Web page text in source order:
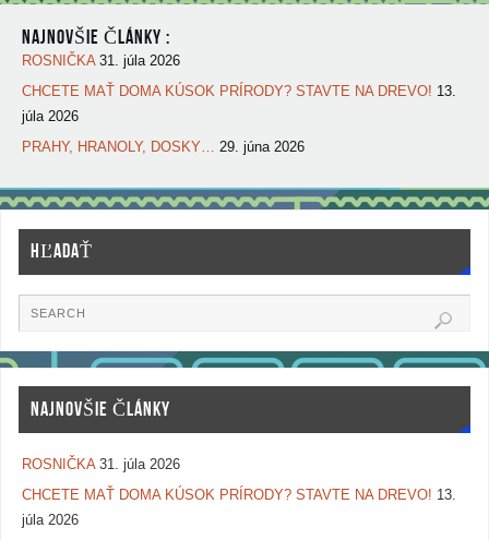
NAJNOVŠIE ČLÁNKY :
ROSNIČKA 31. júla 2026
CHCETE MAŤ DOMA KÚSOK PRÍRODY? STAVTE NA DREVO! 13.
júla 2026
PRAHY, HRANOLY, DOSKY… 29. júna 2026
HĽADAŤ
NAJNOVŠIE ČLÁNKY
ROSNIČKA 31. júla 2026
CHCETE MAŤ DOMA KÚSOK PRÍRODY? STAVTE NA DREVO! 13.
júla 2026